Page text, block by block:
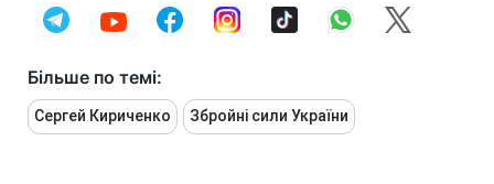
Більше по темі:
Сергей Кириченко Збройні сили України